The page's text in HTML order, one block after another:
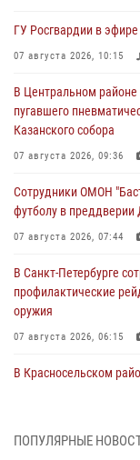
ГУ Росгвардии в
07 августа 2026, 10:15
В Центральном районе
пугавшего
Казанского собора
07 августа 2026, 09:36
Сотрудники ОМОН
футболу в преддверии
07 августа 2026, 07:44
В Санкт-Петербурге
профилактические
оружия
07 августа 2026, 06:15
В Красносельском
06 августа 2026, 13:39
ПОПУЛЯРНЫЕ